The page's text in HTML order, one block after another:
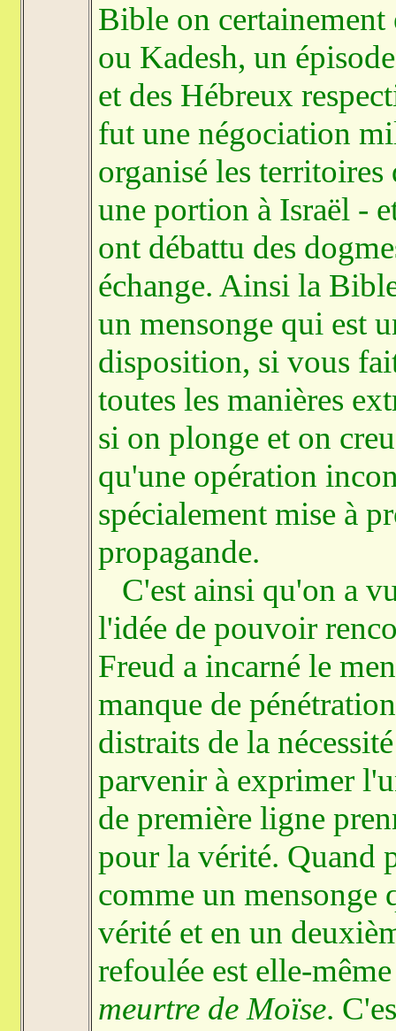
Bible on certainement
ou Kadesh, un
et des Hébreux
fut une négociation
organisé les
une portion à Israël -
ont débattu des
échange. Ainsi la
un mensonge qui est
disposition, si vous
toutes les manières
si on plonge et on
qu'une opération
spécialement mise à
propagande.
C'est ainsi qu'on a
l'idée de pouvoir
Freud a incarné le
manque de
distraits de la
parvenir à exprimer
de première ligne
pour la vérité. Quand
comme un mensonge
vérité et en un
refoulée est elle-
meurtre de Moïse.